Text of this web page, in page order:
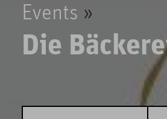
Events
Die